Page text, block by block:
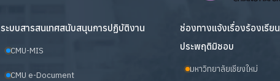
ระบบสารสนเทศสนับสนุนการปฏิบัติงาน
CMU-MIS
CMU e-Document
ช่องทางแจ้งเรื่องร้องเรีย
ประพฤติมิชอบ
มหาวิทยาลัยเชียงใหม่